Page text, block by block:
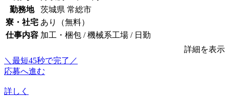
勤務地
茨城県 常総市
寮・社宅 あり（無料）
仕事内容 加工・梱包 / 機械系工場 / 日勤
詳細を表示
＼最短45秒で完了／
応募へ進む
詳しく